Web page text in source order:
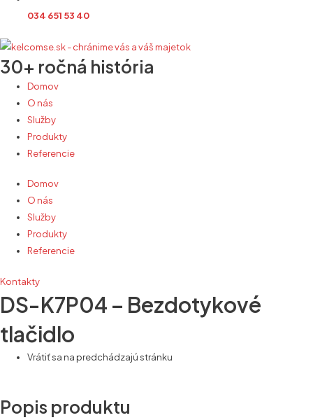
034 651 53 40
30+ ročná história
Domov
O nás
Služby
Produkty
Referencie
Domov
O nás
Služby
Produkty
Referencie
Kontakty
DS-K7P04 – Bezdotykové
tlačidlo
Vrátiť sa na predchádzajú stránku
Popis produktu